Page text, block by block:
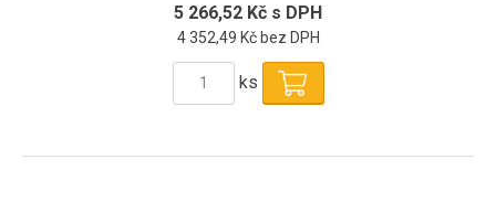
5 266,52 Kč s DPH
4 352,49 Kč bez DPH
ks